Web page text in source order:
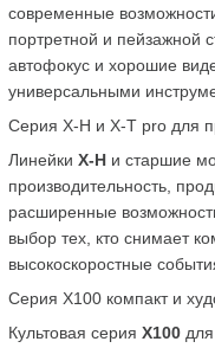
современные
портретной и пейзажной
автофокус и хорошие
универсальными
Серия X-H и X-T pro для
Линейки X-H и старшие
производительность,
расширенные
выбор тех, кто снимает
высокоскоростные
Серия X100 компакт и
Культовая серия X100